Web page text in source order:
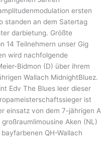
ersten
standen an dem Satertag
darbietung. Größte
14 Teilnehmern unser Gig
wird nachfolgende
Bidmon (D) über ihrem
Wallach MidnightBluez.
Edv The Blues leer dieser
ist
einsatz von dem 7-jährigen A
Aken (NL)
QH-Wallach